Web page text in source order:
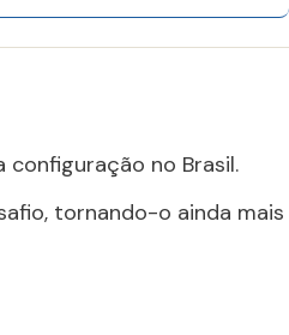
configuração no Brasil.
tornando-o ainda mais